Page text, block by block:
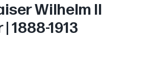
Wilhelm II
1888-1913